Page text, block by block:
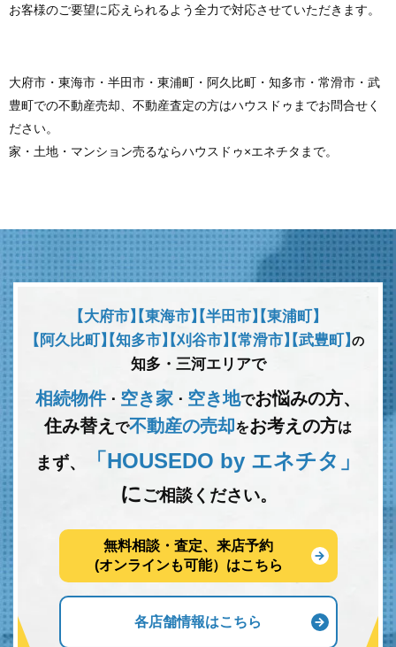
お客様のご要望に応えられるよう全力で対応させていただきます。
大府市・東海市・半田市・東浦町・阿久比町・知多市・常滑市・武
豊町での不動産売却、不動産査定の方はハウスドゥまでお問合せく
ださい。
家・土地・マンション売るならハウスドゥ×エネチタまで。
【大府市】【東海市】【半田市】【東浦町】
【阿久比町】【知多市】【刈谷市】【常滑市】【武豊町】の
知多・三河エリアで
相続物件･ 空き家 ･ 空き地でお悩みの方、
住み替え で不動産の売却をお考えの方は
まず、
「HOUSEDO by エネチタ」
にご相談ください。
無料相談・査定、来店予約
(オンラインも可能）はこちら
各店舗情報はこちら